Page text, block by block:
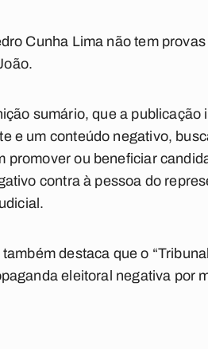
Cunha Lima não tem
sumário, que a
e um conteúdo negativo,
promover ou beneficiar
contra à pessoa do
destaca que o
eleitoral negativa por